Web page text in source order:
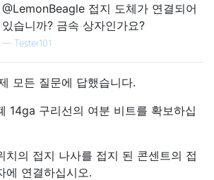
@LemonBeagle 접지 도체가 연결되어
있습니까? 금속 상자인가요?
— Tester101
모든 질문에 답했습니다.
14ga 구리선의 여분 비트를 확보하십
치의 접지 나사를 접지 된 콘센트의 접
에 연결하십시오.